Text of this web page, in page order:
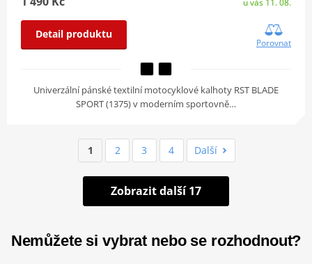
Detail produktu
Porovnat
Univerzální pánské textilní motocyklové kalhoty RST BLADE
SPORT (1375) v moderním sportovně…
1 2 3 4 Další
Zobrazit další 17
Nemůžete si vybrat nebo se rozhodnout?